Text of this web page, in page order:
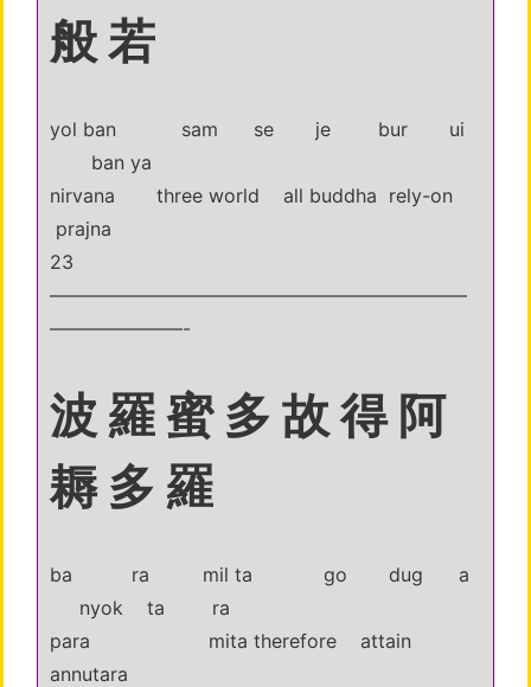
般 若
yol ban sam se je bur ui
ban ya
nirvana three world all buddha rely-on
prajna
23
——————————————————————
———————-
波 羅 蜜 多 故 得 阿
耨 多 羅
ba ra mil ta go dug a
nyok ta ra
para mita therefore attain
annutara